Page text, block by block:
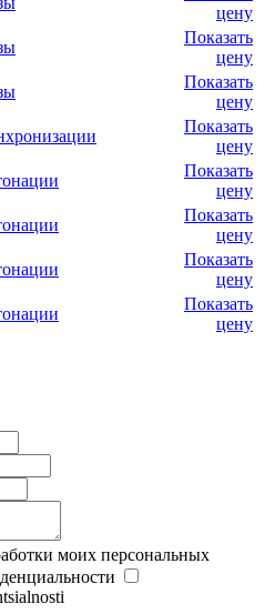
цену
Показать
цену
Показать
цену
Показать
цену
Показать
цену
Показать
цену
Показать
цену
Показать
цену
моих персональных